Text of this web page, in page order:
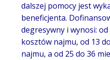
dalszej pomocy jest
beneficjenta.
degresywny i wynosi: od
kosztów najmu, od 13
najmu, a od 25 do 36